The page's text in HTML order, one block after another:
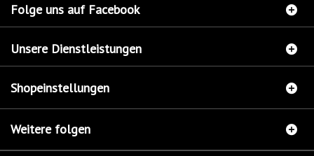
Folge uns auf Facebook
Unsere Dienstleistungen
Shopeinstellungen
Weitere folgen